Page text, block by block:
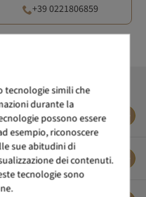
+39 0221806859
tecnologie simili che
durante la
possono essere
esempio, riconoscere
sue abitudini di
dei contenuti.
tecnologie sono